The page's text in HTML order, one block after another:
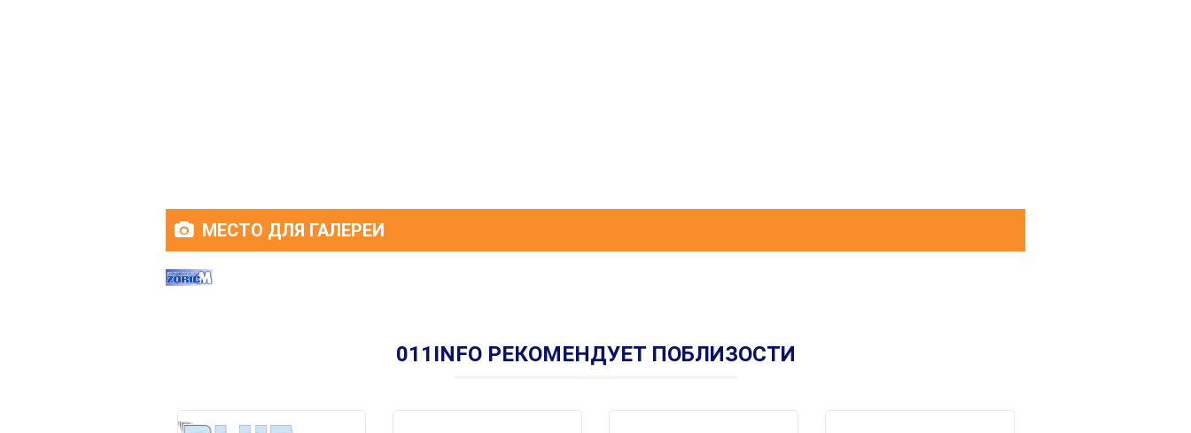
МЕСТО ДЛЯ ГАЛЕРЕИ
011INFO РЕКОМЕНДУЕТ ПОБЛИЗОСТИ